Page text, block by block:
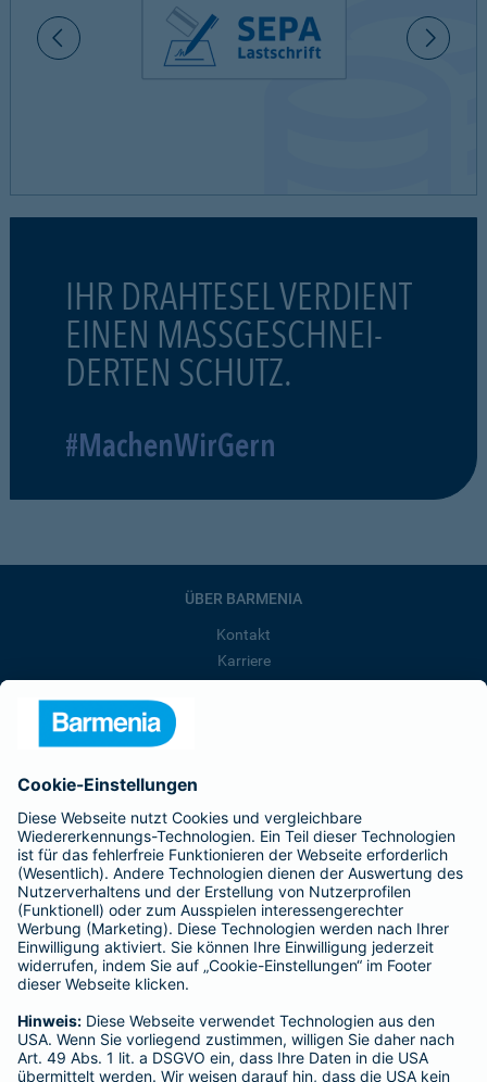
IHR DRAHTESEL VERDIENT
EINEN MASSGESCHNEI-
DERTEN SCHUTZ.
#MachenWirGern
ÜBER BARMENIA
Kontakt
Karriere
Barmenia ist Teil der BarmeniaGothaer
BELIEBTE SEITEN
Kranken-Zusatzversicherung
Tierversicherungen
Haftpflichtversicherung
Hausratversicherung
Adresse ändern
Schaden melden